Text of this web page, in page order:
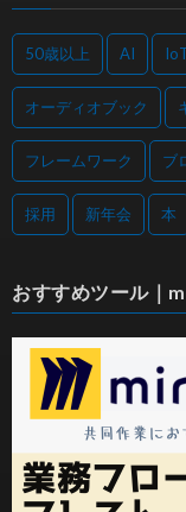
50歳以上 AI
オーディオブック
フレームワーク ブ
採用 新年会 本
おすすめツール｜